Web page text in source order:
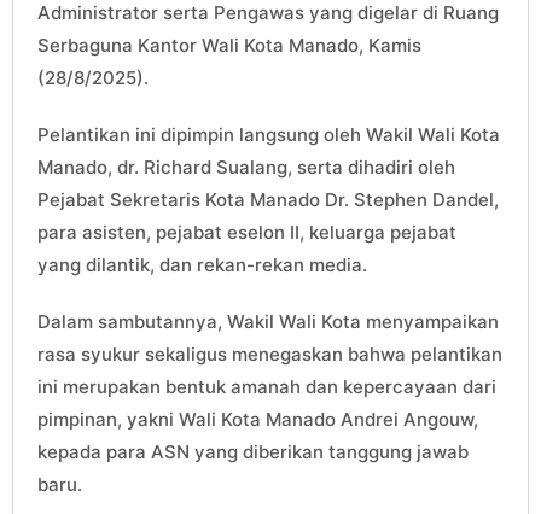
Administrator serta Pengawas yang digelar di Ruang
Serbaguna Kantor Wali Kota Manado, Kamis
(28/8/2025).
Pelantikan ini dipimpin langsung oleh Wakil Wali Kota
Manado, dr. Richard Sualang, serta dihadiri oleh
Pejabat Sekretaris Kota Manado Dr. Stephen Dandel,
para asisten, pejabat eselon II, keluarga pejabat
yang dilantik, dan rekan-rekan media.
Dalam sambutannya, Wakil Wali Kota menyampaikan
rasa syukur sekaligus menegaskan bahwa pelantikan
ini merupakan bentuk amanah dan kepercayaan dari
pimpinan, yakni Wali Kota Manado Andrei Angouw,
kepada para ASN yang diberikan tanggung jawab
baru.